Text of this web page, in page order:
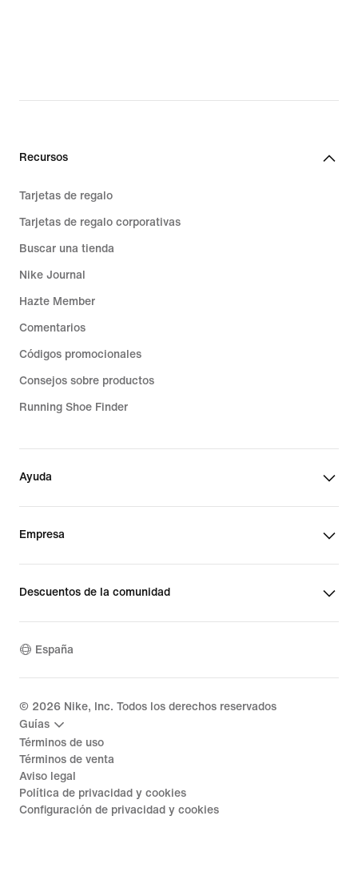
Recursos
Tarjetas de regalo
Tarjetas de regalo corporativas
Buscar una tienda
Nike Journal
Hazte Member
Comentarios
Códigos promocionales
Consejos sobre productos
Running Shoe Finder
Ayuda
Empresa
Descuentos de la comunidad
España
© 2026 Nike, Inc. Todos los derechos reservados
Guías
Términos de uso
Términos de venta
Aviso legal
Política de privacidad y cookies
Configuración de privacidad y cookies